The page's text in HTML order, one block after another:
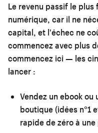
Le revenu passif le
numérique, car il ne
capital, et l'échec ne
commencez avec plus
commencez ici — les
lancer :
Vendez un ebook ou
boutique (idées n°1
rapide de zéro à